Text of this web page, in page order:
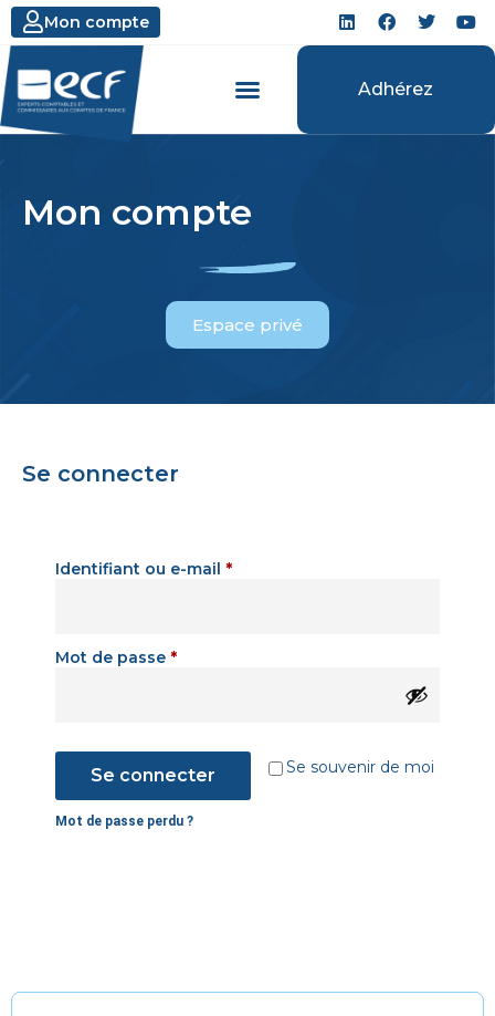
Mon compte
Adhérez
Mon compte
Espace privé
Se connecter
Identifiant ou e-mail *
Mot de passe *
Se souvenir de moi
Se connecter
Mot de passe perdu ?